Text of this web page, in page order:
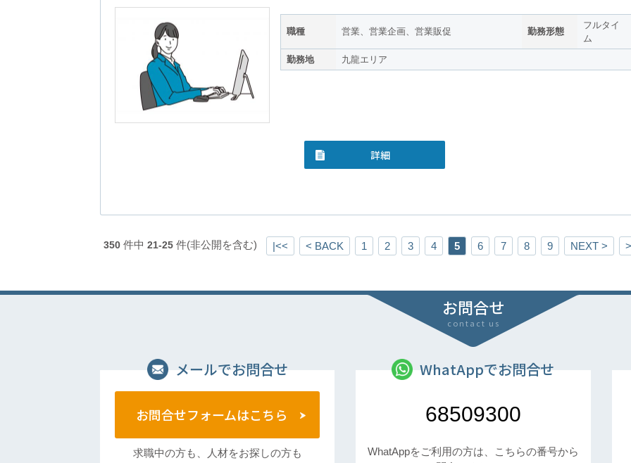
職種 営業、営業企画、営業販促 勤務形態
フルタイ
ム
勤務地
九龍エリア
詳細
350 件中 21-25 件(非公開を含む) |<< < BACK 1 2 3 4 5 6 7 8 9 NEXT >
お問合せ
contact us
メールでお問合せ
お問合せフォームはこちら
求職中の方も、人材をお探しの方も
WhatAppでお問合せ
68509300
WhatAppをご利用の方は、こちらの番号から